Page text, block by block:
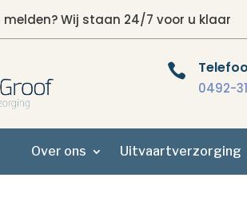
melden? Wij staan 24/7 voor u klaar

0492-
Over ons Uitvaartverzorging